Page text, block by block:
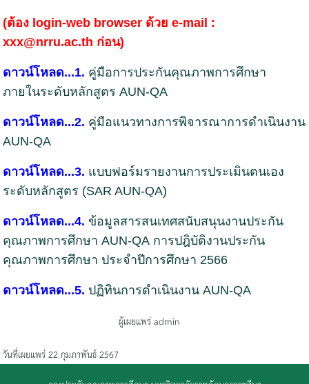
(ต้อง login-web browser ด้วย e-mail :
xxx@nrru.ac.th ก่อน)
ดาวน์โหลด...1. คู่มือการประกันคุณภาพการศึกษา
ภายในระดับหลักสูตร AUN-QA
ดาวน์โหลด...2. คู่มือแนวทางการพิจารณาการดำเนินงาน
AUN-QA
ดาวน์โหลด...3. แบบฟอร์มรายงานการประเมินตนเอง
ระดับหลักสูตร (SAR AUN-QA)
ดาวน์โหลด...4. ข้อมูลสารสนเทศสนับสนุนงานประกัน
คุณภาพการศึกษา AUN-QA การปฎิบัติงานประกัน
คุณภาพการศึกษา ประจำปีการศึกษา 2566
ดาวน์โหลด...5. ปฏิทินการดำเนินงาน AUN-QA
วันที่เผยแพร่ 22 กุมภาพันธ์ 2567
ผู้เผยแพร่ admin